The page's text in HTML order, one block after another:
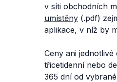
v síti obchodních
umístěny(.pdf)
aplikace, v níž by
Ceny ani
třicetidenní nebo
365 dní od